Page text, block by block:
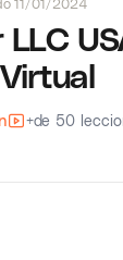
LLC
+de 50